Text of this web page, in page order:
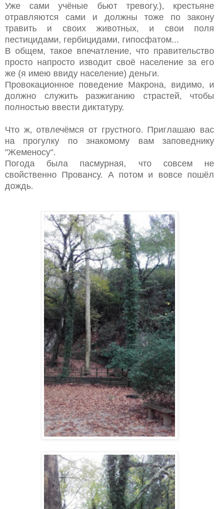
Уже сами учёные бьют тревогу.), крестьяне
отравляются сами и должны тоже по закону
травить и своих животных, и свои поля
пестицидами, гербицидами, гипосфатом...
В общем, такое впечатление, что правительство
просто напросто изводит своё население за его
же (я имею ввиду население) деньги.
Провокационное поведение Макрона, видимо, и
должно служить разжиганию страстей, чтобы
полностью ввести диктатуру.
Что ж, отвлечёмся от грустного. Приглашаю вас
на прогулку по знакомому вам заповеднику
"Жеменосу".
Погода была пасмурная, что совсем не
свойственно Провансу. А потом и вовсе пошёл
дождь.